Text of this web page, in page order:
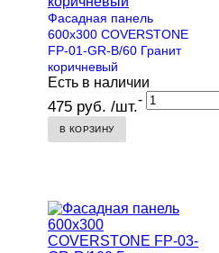
Фасадная панель
600х300 COVERSTONE
FP-01-GR-B/60 Гранит
коричневый
Есть в наличии
475 руб. /шт.-
В КОРЗИНУ